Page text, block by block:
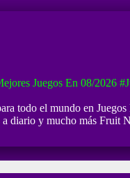
Juegos En 08/2026
todo el mundo en
diario y mucho más Fruit